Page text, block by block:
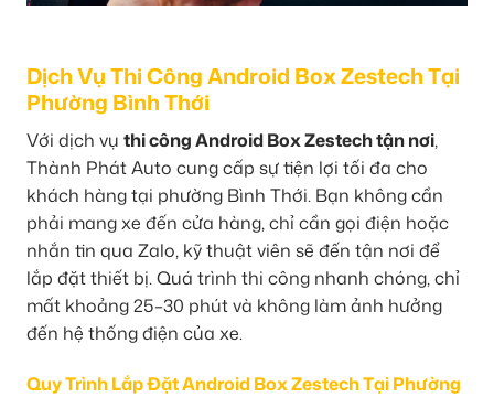
Dịch Vụ Thi Công Android Box Zestech Tại
Phường Bình Thới
Với dịch vụ thi công Android Box Zestech tận nơi,
Thành Phát Auto cung cấp sự tiện lợi tối đa cho
khách hàng tại phường Bình Thới. Bạn không cần
phải mang xe đến cửa hàng, chỉ cần gọi điện hoặc
nhắn tin qua Zalo, kỹ thuật viên sẽ đến tận nơi để
lắp đặt thiết bị. Quá trình thi công nhanh chóng, chỉ
mất khoảng 25–30 phút và không làm ảnh hưởng
đến hệ thống điện của xe.
Quy Trình Lắp Đặt Android Box Zestech Tại Phường